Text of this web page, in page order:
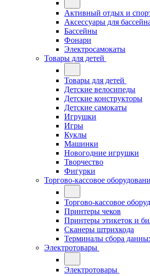
Активный отдых и
Аксессуары для
Бассейны
Фонари
Электросамокаты
Товары для детей
Товары для детей
Детские велосипеды
Детские конструкторы
Детские самокаты
Игрушки
Игры
Куклы
Машинки
Новогодние игрушки
Творчество
Фигурки
Торгово-кассовое
Торгово-кассовое
Принтеры чеков
Принтеры этикеток и
Сканеры штрихкода
Терминалы сбора
Электротовары
Электротовары